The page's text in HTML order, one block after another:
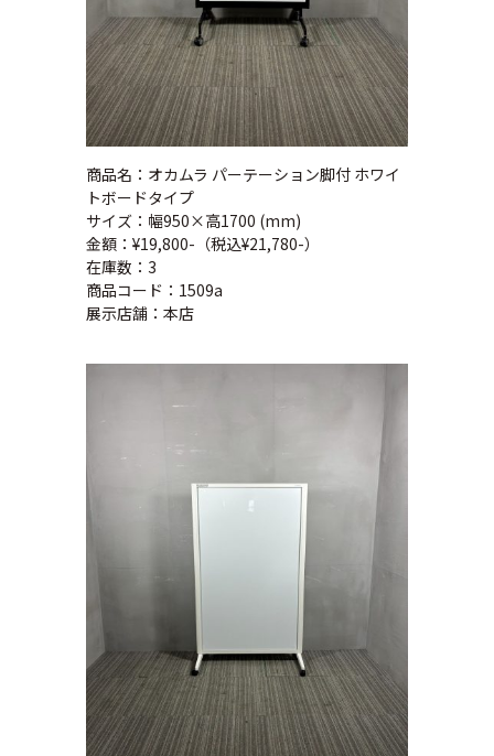
商品名：オカムラ パーテーション脚付 ホワイ
トボードタイプ
サイズ：幅950×高1700 (mm)
金額：¥19,800-（税込¥21,780-）
在庫数：3
商品コード：1509a
展示店舗：本店